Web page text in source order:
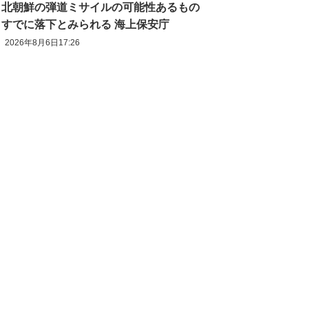
北朝鮮の弾道ミサイルの可能性あるもの
すでに落下とみられる 海上保安庁
2026年8月6日17:26